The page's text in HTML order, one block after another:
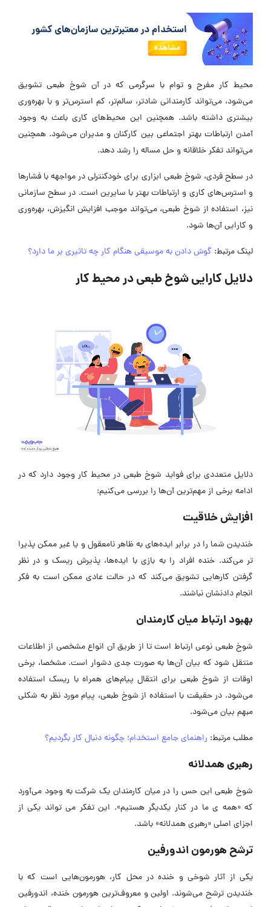
محیط کار مفرح و توام با سرگرمی که در آن شوخ طبعی تشویق
می‌شود، می‌‍‌تواند کارمندانی شادتر، سالم‌تر، کم استرس‌تر و با بهره‌وری
بیشتری داشته باشد. همچنین این محیط‌های کاری باعث به وجود
آمدن ارتباطات بهتر اجتماعی بین کارکنان و مدیران می‌شود. همچنین
می‌تواند تفکر خلاقانه و حل مساله را رشد دهد.
در سطح فردی، شوخ طبعی ابزاری برای خودکنترلی در مواجهه با فشارها
و استرس‌های کاری و ارتباطات بهتر با سایرین است. در سطح سازمانی
نیز، استفاده از شوخ طبعی، می‌تواند موجب افزایش انگیزش، بهره‌وری
و کارایی آن‌ها شود.
لینک مرتبط: گوش دادن به موسیقی هنگام کار چه تاثیری بر ما دارد؟
دلایل کارایی شوخ طبعی در محیط کار
دلایل متعددی برای فواید شوخ طبعی در محیط کار وجود دارد که در
ادامه برخی از مهم‌ترین آن‌ها را بررسی می‌کنیم:
افزایش خلاقیت
خندیدن شما را در برابر ایده‌‎های به ظاهر نامعقول و یا غیر ممکن پذیرا
تر می‌کند. خنده افراد را به بازی با ایده‌ها، پذیرش ریسک و در نظر
گرفتن کارهایی تشویق می‌کند که در حالت عادی ممکن است به فکر
انجام دادنشان نباشند.
بهبود ارتباط میان کارمندان
شوخ طبعی نوعی ارتباط است تا از طریق آن انواع مشخصی از اطلاعات
منتقل شود که بیان آن‌ها به صورت جدی دشوار است. مشخصا، برخی
اوقات از شوخ طبعی برای انتقال پیام‌های همراه با ریسک استفاده
می‌شود. در حقیقت با استفاده از شوخ طبعی، پیام مورد نظر به شکلی
مبهم بیان می‌شود.
مطلب مرتبط: راهنمای جامع استخدام؛ چگونه دنبال کار بگردیم؟
رهبری همدلانه
شوخ طبعی این حس را در میان کارمندان یک شرکت به وجود می‌آورد
که «همه ی ما در کنار یکدیگر هستیم». این تفکر می تواند یکی از
اجزای اصلی «رهبری همدلانه» باشد.
ترشح هورمون اندورفین
یکی از آثار شوخی و خنده در محل کار، هورمون‌هایی است که با
خندیدن ترشح می‌شوند. اولین و معروف‌ترین هورمون خنده، اندورفین